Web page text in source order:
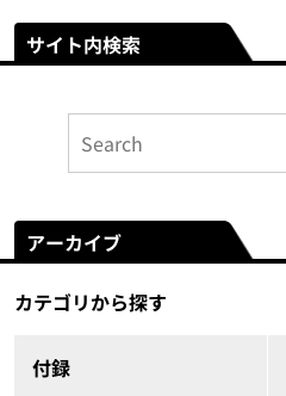
サイト内検索
アーカイブ
カテゴリから探す
付録